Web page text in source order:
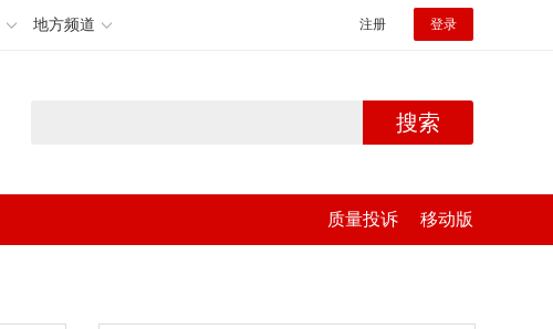
地方频道 注册 登录
搜索
质量投诉 移动版